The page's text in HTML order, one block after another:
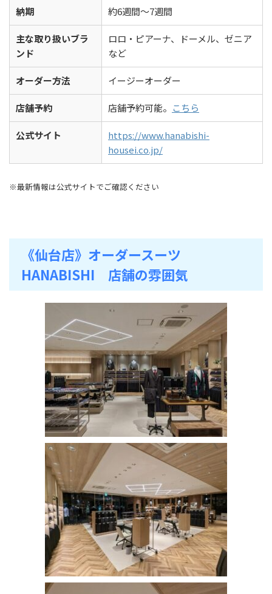
納期 約6週間〜7週間
主な取り扱いブラ
ンド
ロロ・ピアーナ、ドーメル、ゼニア
など
オーダー方法 イージーオーダー
店舗予約 店舗予約可能。 こちら
公式サイト
https://www.hanabishi-
housei.co.jp/
※最新情報は公式サイトでご確認ください
《仙台店》オーダースーツ
HANABISHI 店舗の雰囲気